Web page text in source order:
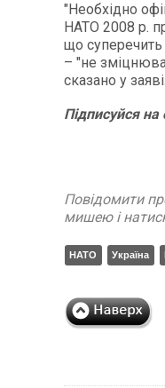
"Необхідно
НАТО 2008 р.
що
– "не
сказано у заяві.
Підписуйся на
Повідомити
мишею і
НАТО Україна